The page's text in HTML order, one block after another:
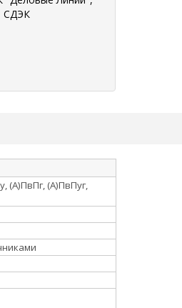
СДЭК
(А)ПвПг, (А)ПвПуг,